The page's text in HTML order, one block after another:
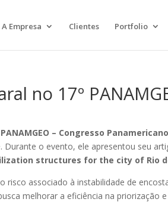
A Empresa Clientes Portfolio
no 17º
PANAMGEO – Congresso Panamericano
Durante o evento, ele apresentou seu
structures for the city of Rio
associado à instabilidade de
melhorar a eficiência na priorização